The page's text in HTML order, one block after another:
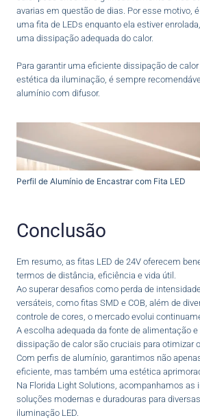
avarias em questão de dias. Por esse motivo,
uma fita de LEDs enquanto ela estiver
uma dissipação adequada do calor.
Para garantir uma eficiente dissipação de
estética da iluminação, é sempre
alumínio com difusor.
Perfil de Alumínio de Encastrar com Fita LED
Conclusão
Em resumo, as fitas LED de 24V oferecem
termos de distância, eficiência e vida útil.
Ao superar desafios como perda de
versáteis, como fitas SMD e COB, além de
controle de cores, o mercado evolui
A escolha adequada da fonte de alimentação
dissipação de calor são cruciais para otimizar
Com perfis de alumínio, garantimos não
eficiente, mas também uma estética
Na Florida Light Solutions, acompanhamos as
soluções modernas e duradouras para
iluminação LED.